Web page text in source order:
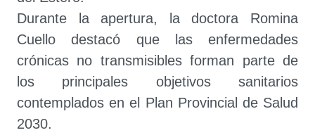
Durante la apertura, la doctora Romina
Cuello destacó que las enfermedades
crónicas no transmisibles forman parte de
los principales objetivos sanitarios
contemplados en el Plan Provincial de Salud
2030.